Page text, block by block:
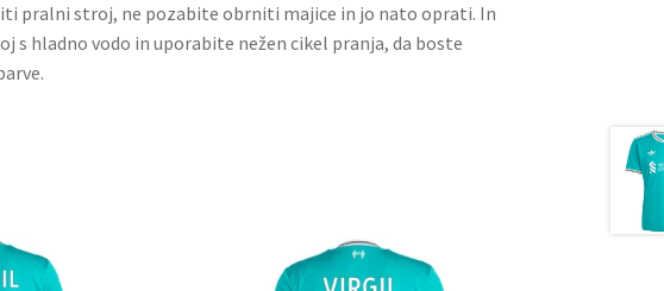
pralni stroj, ne pozabite obrniti majice in jo nato oprati. In
s hladno vodo in uporabite nežen cikel pranja, da boste